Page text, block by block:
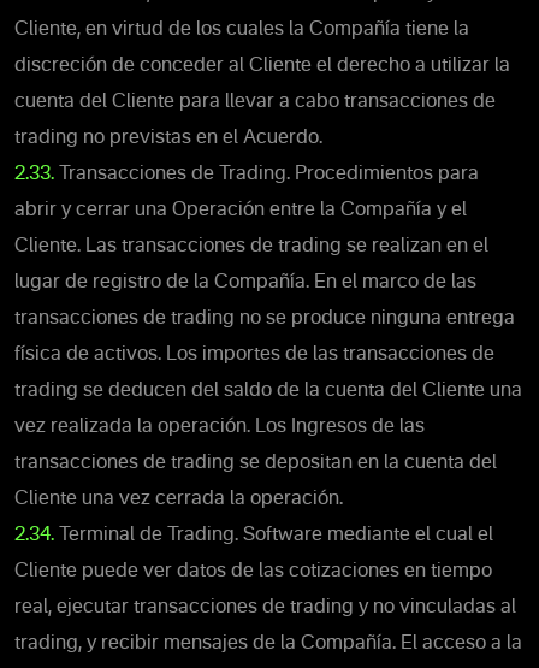
Cliente, en virtud de los cuales la Compañía tiene la
discreción de conceder al Cliente el derecho a utilizar la
cuenta del Cliente para llevar a cabo transacciones de
trading no previstas en el Acuerdo.
2.33. Transacciones de Trading. Procedimientos para
abrir y cerrar una Operación entre la Compañía y el
Cliente. Las transacciones de trading se realizan en el
lugar de registro de la Compañía. En el marco de las
transacciones de trading no se produce ninguna entrega
física de activos. Los importes de las transacciones de
trading se deducen del saldo de la cuenta del Cliente una
vez realizada la operación. Los Ingresos de las
transacciones de trading se depositan en la cuenta del
Cliente una vez cerrada la operación.
2.34. Terminal de Trading. Software mediante el cual el
Cliente puede ver datos de las cotizaciones en tiempo
real, ejecutar transacciones de trading y no vinculadas al
trading, y recibir mensajes de la Compañía. El acceso a la